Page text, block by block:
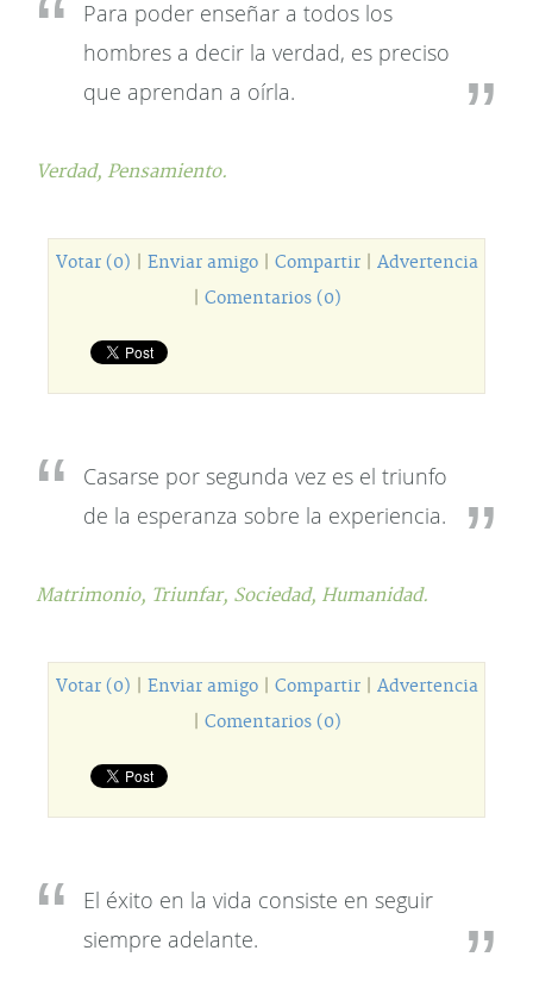
Para poder enseñar a todos los
hombres a decir la verdad, es preciso
que aprendan a oírla.
Verdad, Pensamiento.
Votar (0) Enviar amigo| Compartir| Advertencia
Comentarios (0)
Casarse por segunda vez es el triunfo
de la esperanza sobre la experiencia.
Matrimonio, Triunfar, Sociedad, Humanidad.
Votar (0) Enviar amigo| Compartir| Advertencia
Comentarios (0)
El éxito en la vida consiste en seguir
siempre adelante.